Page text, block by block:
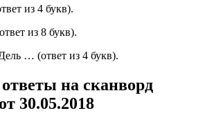
из 4 букв).
из 8 букв).
… (ответ из 4 букв).
на сканворд
30.05.2018